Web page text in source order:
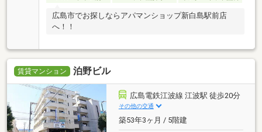
広島市でお探しならアパマンショップ新白島駅前店
へ！！
賃貸マンション 泊野ビル
広島電鉄江波線 江波駅 徒歩20分
その他の交通
築53年3ヶ月 / 5階建